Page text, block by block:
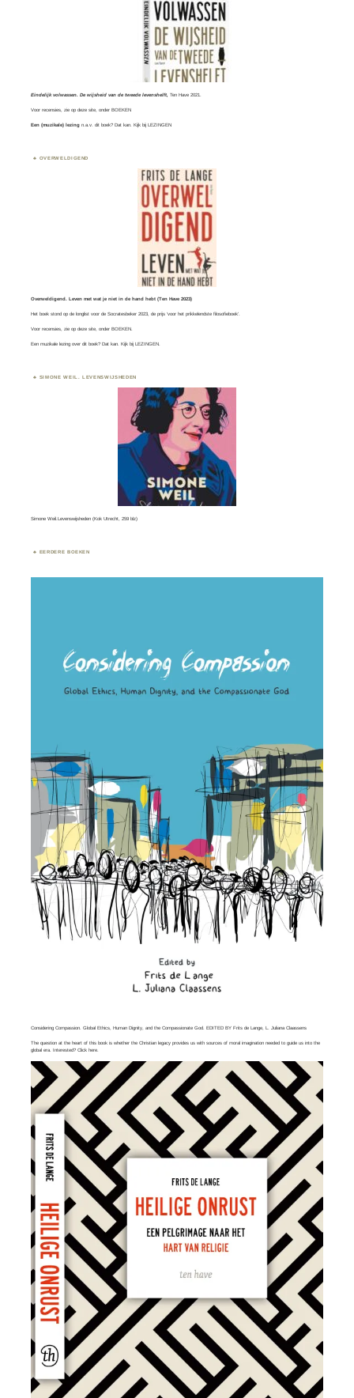
Eindelijk volwassen. De wijsheid van de tweede levenshelft, Ten Have 2021.
Voor recensies, zie op deze site, onderBOEKEN
Een (muzikale) lezing n.a.v. dit boek? Dat kan. Kijk bijLEZINGEN
OVERWELDIGEND
Overweldigend. Leven met wat je niet in de hand hebt (Ten Have 2023)
Het boek stond op de longlist voor deSocratesbeker 2023, de prijs ‘voor het prikkelendste filosofieboek’.
Voor recensies, zie op deze site, onderBOEKEN
Een muzikale lezing over dit boek? Dat kan. Kijk bijLEZINGEN.
SIMONE WEIL. LEVENSWIJSHEDEN
Simone Weil.Levenswijsheden (Kok Utrecht, 259 blz)
EERDERE BOEKEN
Considering Compassion. Global Ethics, Human Dignity, and the Compassionate God. EDITED BY Frits de Lange, L. Juliana Claassens
The question at the heart of this book is whether the Christian legacy provides us with sources of moral imagination needed to guide us into the
global era. Interested? Clickhere